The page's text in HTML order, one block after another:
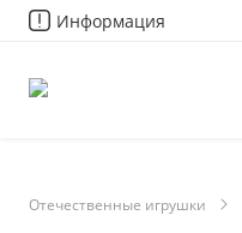
Информация
Отечественные игрушки